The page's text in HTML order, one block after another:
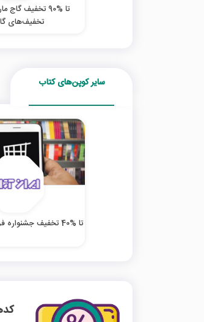
تا %90 تخفیف
تخفیف‌های
سایر کوپن‌های کتاب
تا %40 تخفیف جشنواره فروش ایران کتاب